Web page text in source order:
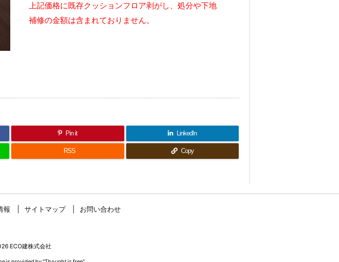
上記価格に既存クッションフロア剥がし、処分や下地
補修の金額は含まれておりません。
Pin it LinkedIn
RSS Copy
報 サイトマップ お問い合わせ
ECO建株式会社